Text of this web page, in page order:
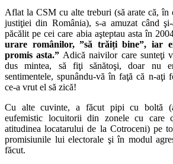
Aflat la CSM cu alte treburi (să arate că, în
justiţiei din România), s-a amuzat când
păcălit pe cei care abia aşteptau asta în
urare românilor, ”să trăiți bine”, iar
promis asta.” Adică naivilor care sunteţi
dus mintea, să fiţi sănătoşi, doar nu
sentimentele, spunându-vă în faţă că n-aţi
ce-a vrut el să zică!
Cu alte cuvinte, a făcut pipi cu boltă
eufemistic locuitorii din zonele cu care
atitudinea locatarului de la Cotroceni) pe
promisiunile lui electorale şi în modul
făcut.